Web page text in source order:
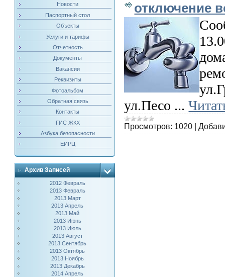
Новости
Паспортный стол
Объекты
Услуги и тарифы
Отчетность
Документы
Вакансии
Реквизиты
Фотоальбом
Обратная связь
Контакты
ГИС ЖКХ
Азбука безопасности
ЕИРЦ
Архив Записей
2012 Февраль
2013 Февраль
2013 Март
2013 Апрель
2013 Май
2013 Июнь
2013 Июль
2013 Август
2013 Сентябрь
2013 Октябрь
2013 Ноябрь
2013 Декабрь
2014 Апрель
отключение
ул.Песо ...
Просмотров: 1020 |